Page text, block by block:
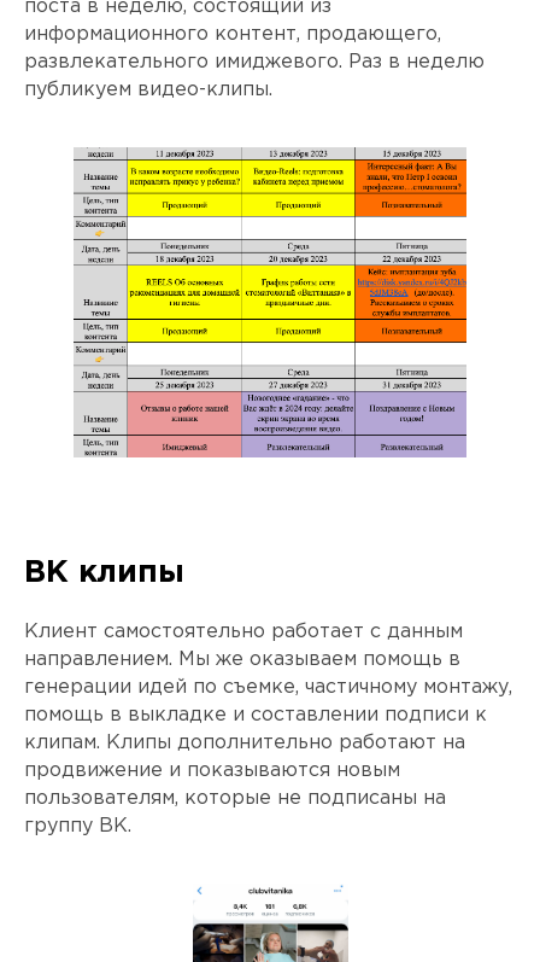
поста в неделю, состоящий из
информационного контент, продающего,
развлекательного имиджевого. Раз в неделю
публикуем видео-клипы.
ВК клипы
Клиент самостоятельно работает с данным
направлением. Мы же оказываем помощь в
генерации идей по съемке, частичному монтажу,
помощь в выкладке и составлении подписи к
клипам. Клипы дополнительно работают на
продвижение и показываются новым
пользователям, которые не подписаны на
группу ВК.